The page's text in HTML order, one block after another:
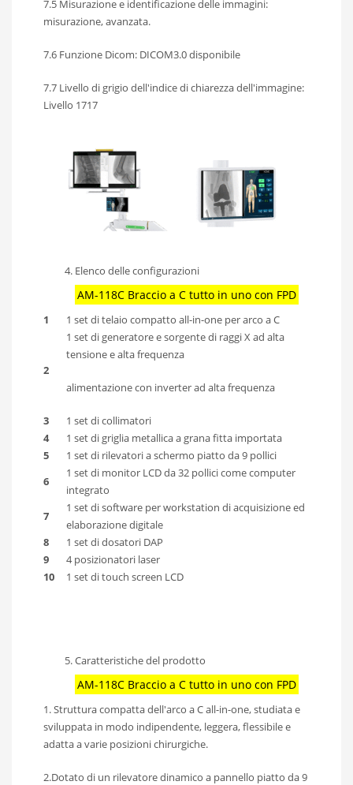
7.5 Misurazione e identificazione delle immagini:
misurazione, avanzata.
7.6 Funzione Dicom: DICOM3.0 disponibile
7.7 Livello di grigio dell'indice di chiarezza dell'immagine:
Livello 1717
Elenco delle configurazioni
AM-118C Braccio a C tutto in uno con FPD
1 1 set di telaio compatto all-in-one per arco a C
2
1 set di generatore e sorgente di raggi X ad alta
tensione e alta frequenza
alimentazione con inverter ad alta frequenza
3
1 set di collimatori
4
1 set di griglia metallica a grana fitta importata
5
1 set di rilevatori a schermo piatto da 9 pollici
6
1 set di monitor LCD da 32 pollici come computer
integrato
7
1 set di software per workstation di acquisizione ed
elaborazione digitale
8
1 set di dosatori DAP
9
4 posizionatori laser
10
1 set di touch screen LCD
Caratteristiche del prodotto
AM-118C Braccio a C tutto in uno con FPD
1. Struttura compatta dell'arco a C all-in-one, studiata e
sviluppata in modo indipendente, leggera, flessibile e
adatta a varie posizioni chirurgiche.
2.Dotato di un rilevatore dinamico a pannello piatto da 9